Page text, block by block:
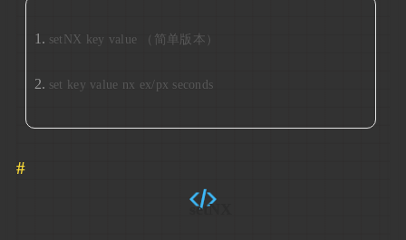
setNX key value （简单版本）
set key value nx ex/px seconds
setNX